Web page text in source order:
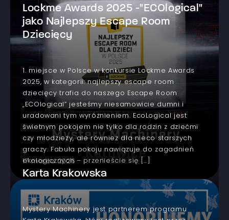
Lockme Awards 2025 -"ECOlogical"
jako Najlepszy Escape Room
Dziecięcy
1. miejsce w Polsce w konkursie Lockme Awards
2025, w kategorii: najlepszy escape room
dziecięcy trafia do naszego Escape Room
„ECOlogical” jesteśmy niesamowicie dumni i
uradowani tym wyróżnieniem. EcoLogical jest
świetnym pokojem nie tylko dla rodzin z dziećmi
czy młodzieży, ale również dla nieco starszych
graczy. Fabuła pokoju nawiązuje do zagadnień
ekologicznych – przenieście się […]
17 marca 2026
Karta Krakowska
Mystery Machinery jest partnerem programu